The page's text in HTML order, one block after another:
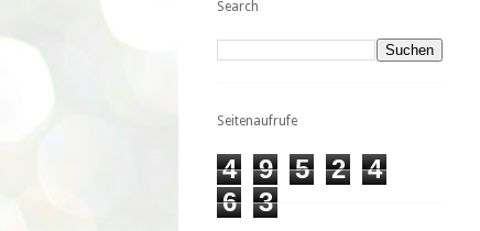
Search
Seitenaufrufe
4 9 5 2
4
6
3